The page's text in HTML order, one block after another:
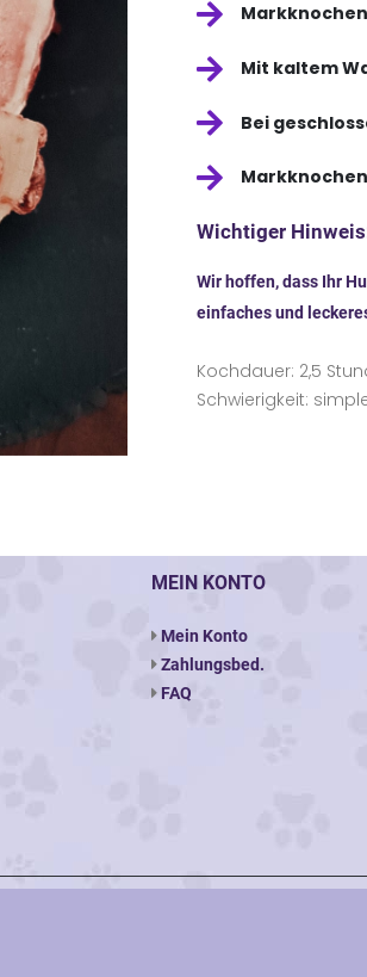
Mit kaltem
Bei
Wichtiger
Wir hoffen, dass Ihr
einfaches und
Kochdauer: 2,5
Schwierigkeit:
MEIN KONTO
Mein Konto
Zahlungsbed.
FAQ